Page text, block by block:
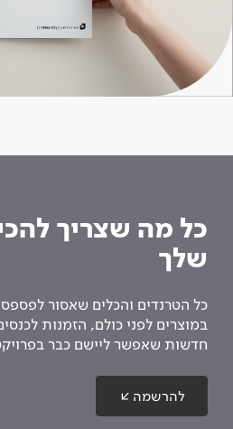
כל מה שצריך
שלך
כל הטרנדים והכלים שאסור
במוצרים לפני כולם, הזמנות
חדשות שאפשר ליישם כבר
להרשמה